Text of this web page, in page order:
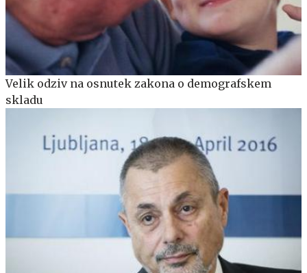
Velik odziv na osnutek zakona o demografskem
skladu